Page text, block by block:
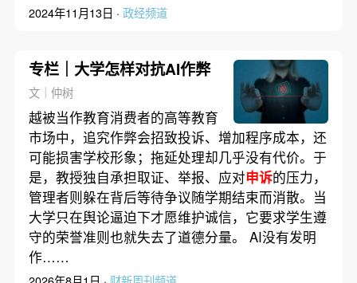
2024年11月13日 · 政经频道
专栏｜大学怎样对抗AI作弊
文｜仲树
越被当作教育消费者的高等教育
市场中，追究作弊会招致投诉、增加程序成本，还
可能损害学校形象；拖延处理却几乎没有代价。于
是，教授独自承担取证、举报、应对申诉的压力，
管理者则躲在背后等待争议随学期结束而消散。当
大学只在舆论逼迫下才愿维护诚信，它要求学生遵
守的荣誉准则也就失去了道德分量。 AI没有发明
作……